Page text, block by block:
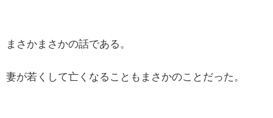
まさかまさかの話である。
妻が若くして亡くなることもまさかのことだった。